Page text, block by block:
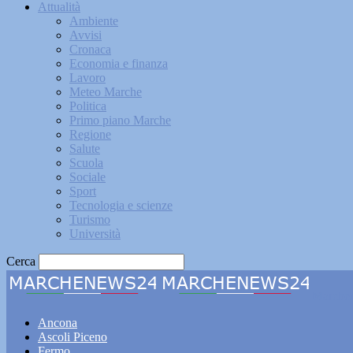
Attualità
Ambiente
Avvisi
Cronaca
Economia e finanza
Lavoro
Meteo Marche
Politica
Primo piano Marche
Regione
Salute
Scuola
Sociale
Sport
Tecnologia e scienze
Turismo
Università
Cerca
Ancona
Ascoli Piceno